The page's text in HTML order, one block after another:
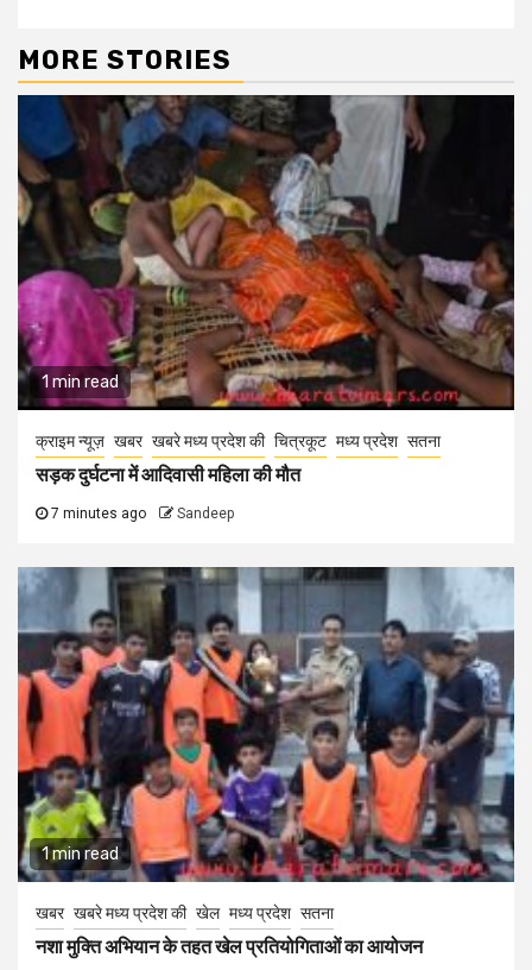
MORE STORIES
1 min read
क्राइम न्यूज़ खबर खबरे मध्य प्रदेश की चित्रकूट मध्य प्रदेश सतना
सड़क दुर्घटना में आदिवासी महिला की मौत
7 minutes ago Sandeep
1 min read
खबर खबरे मध्य प्रदेश की खेल मध्य प्रदेश सतना
नशा मुक्ति अभियान के तहत खेल प्रतियोगिताओं का आयोजन